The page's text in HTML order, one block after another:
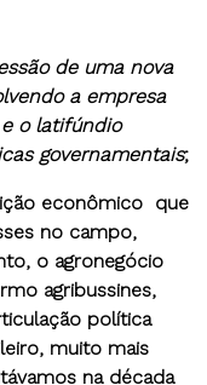
de uma nova
a empresa
o latifúndio
governamentais;
econômico que
no campo,
o agronegócio
agribussines,
política
muito mais
na década